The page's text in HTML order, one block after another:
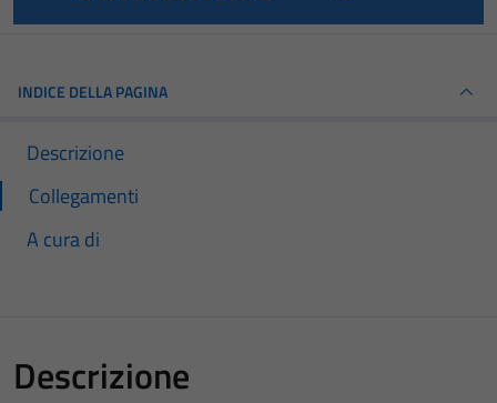
INDICE DELLA PAGINA
Descrizione
Collegamenti
A cura di
Descrizione